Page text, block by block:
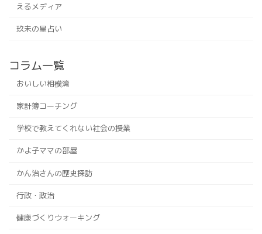
えるメディア
玖未の星占い
コラム一覧
おいしい相模湾
家計簿コーチング
学校で教えてくれない社会の授業
かよ子ママの部屋
かん治さんの歴史探訪
行政・政治
健康づくりウォーキング